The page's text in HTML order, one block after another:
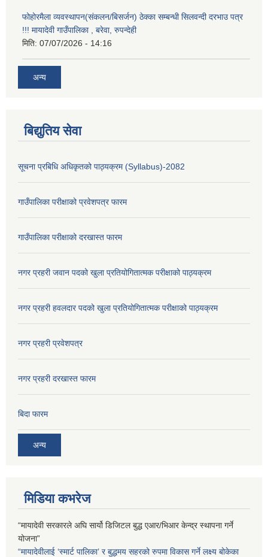
फोहोरमैला व्यवस्थापन(संकलन/बिसर्जन) ठेक्का सम्बन्धी सिलवन्दी दरभाउ पत्र
!!! मायादेवी गाउँपालिका , बरेवा, रुपन्देही
मिति: 07/07/2026 - 14:16
अन्य
बिद्युतिय सेवा
सूचना प्रबिधि अधिकृतको पाठ्यक्रम (Syllabus)-2082
गाउँपालिका परीक्षाको प्रवेशपत्र फारम
गाउँपालिका परीक्षाको दरखास्त फारम
नगर प्रहरी जवान पदको खुला प्रतियोगितात्मक परीक्षाको पाठ्यक्रम
नगर प्रहरी हवलदार पदको खुला प्रतियोगितात्मक परीक्षाको पाठ्यक्रम
नगर प्रहरी प्रवेशपत्र
नगर प्रहरी दरखास्त फारम
बिदा फारम
अन्य
मिडिया कभरेज
“मायादेवी सरकारले अघि सार्यो डिजिटल बुद्ध एआर/भिआर केन्द्र स्थापना गर्ने
योजना”
“मायादेवीलाई ‘स्मार्ट पालिका’ र बुद्धमय सहरको रुपमा विकास गर्ने लक्ष्य बोकेका